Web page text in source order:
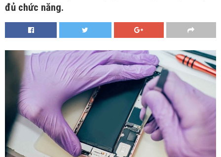
đủ chức năng.